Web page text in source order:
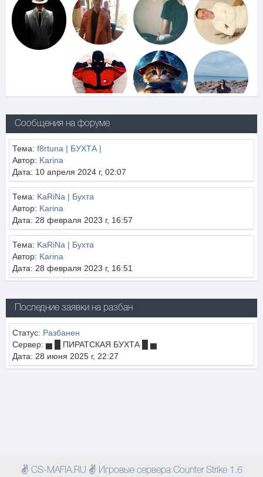
Сообщения на форуме
Тема: f8rtuna | БУХТА |
Автор: Karina
Дата: 10 апреля 2024 г, 02:07
Тема: KaRiNa | Бухта
Автор: Karina
Дата: 28 февраля 2023 г, 16:57
Тема: KaRiNa | Бухта
Автор: Karina
Дата: 28 февраля 2023 г, 16:51
Последние заявки на разбан
Статус: Разбанен
Сервер: ▅ █ ПИРАТСКАЯ БУХТА █ ▅
Дата: 28 июня 2025 г, 22:27
✌ CS-MAFIA.RU ✌ Игровые сервера Counter Strike 1.6